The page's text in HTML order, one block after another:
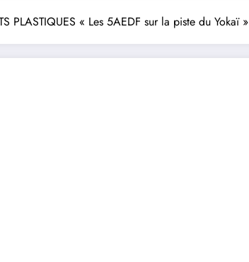
PLASTIQUES « Les 5AEDF sur la piste du Yokaï »